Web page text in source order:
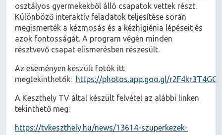
osztályos gyermekekből álló csapatok vettek részt.
Különböző interaktív feladatok teljesítése során
megismerték a kézmosás és a kézhigiénia lépéseit és
azok fontosságát. A program végén minden
résztvevő csapat elismerésben részesült.
Az eseményen készült fotók itt
megtekinthetők: https://photos.app.goo.gl/
A Keszthely TV által készült felvétel az alábbi linken
tekinthető meg:
https://tvkeszthely.hu/news/13614-szuperkezek-